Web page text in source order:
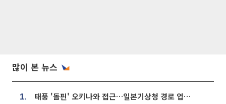
많이 본 뉴스
1. 태풍 '돌핀' 오키나와 접근…일본기상청 경로 업데이트